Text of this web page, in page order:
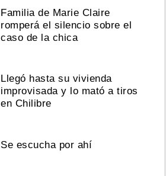
Familia de Marie Claire
romperá el silencio sobre el
caso de la chica
Llegó hasta su vivienda
improvisada y lo mató a tiros
en Chilibre
Se escucha por ahí